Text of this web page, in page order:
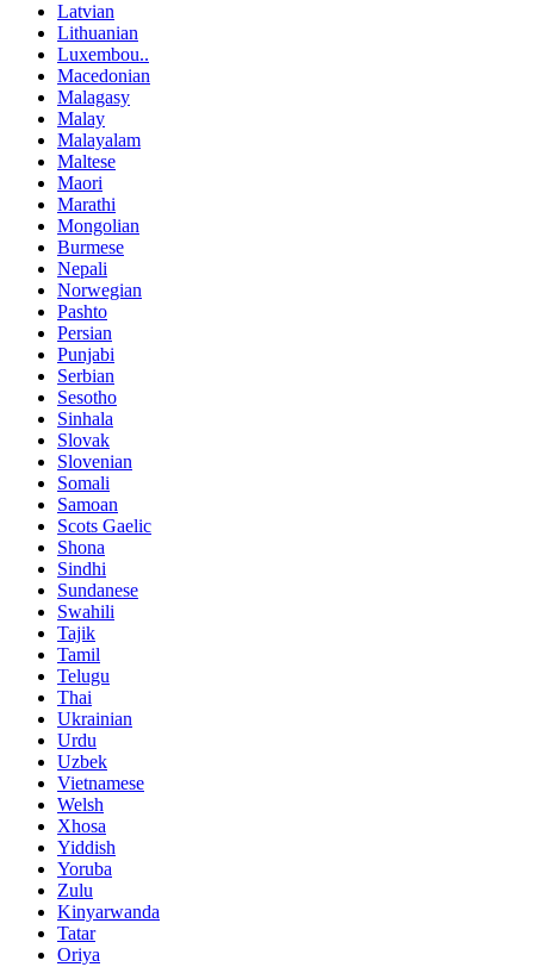
Latvian
Lithuanian
Luxembou..
Macedonian
Malagasy
Malay
Malayalam
Maltese
Maori
Marathi
Mongolian
Burmese
Nepali
Norwegian
Pashto
Persian
Punjabi
Serbian
Sesotho
Sinhala
Slovak
Slovenian
Somali
Samoan
Scots Gaelic
Shona
Sindhi
Sundanese
Swahili
Tajik
Tamil
Telugu
Thai
Ukrainian
Urdu
Uzbek
Vietnamese
Welsh
Xhosa
Yiddish
Yoruba
Zulu
Kinyarwanda
Tatar
Oriya